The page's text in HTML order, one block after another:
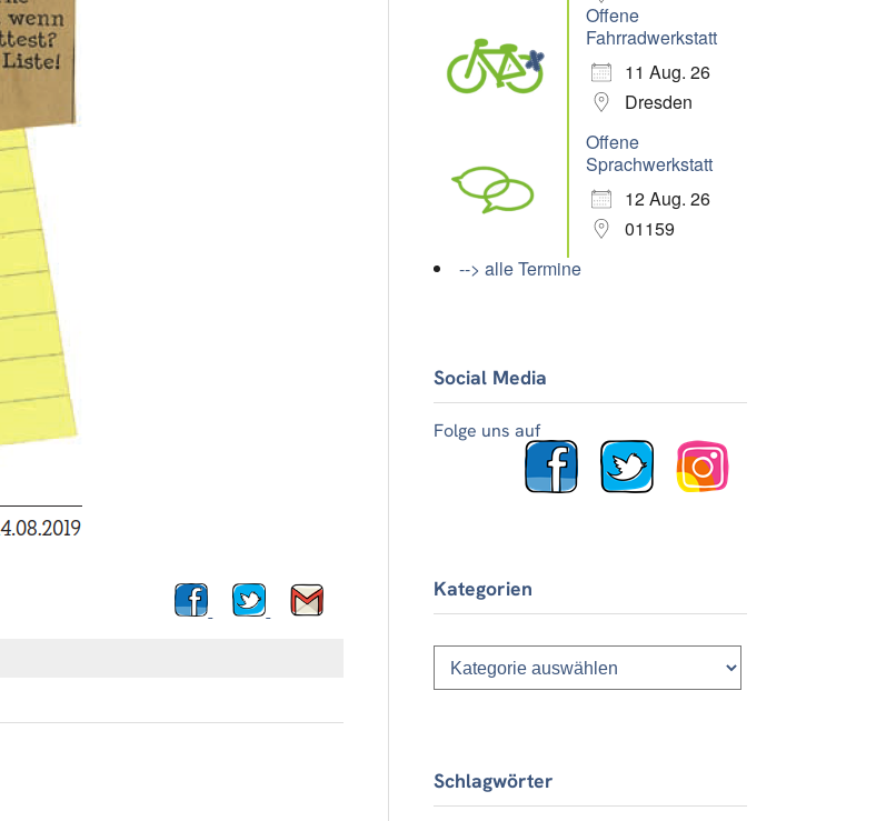
Offene
Fahrradwerkstatt
11 Aug. 26
Dresden
Offene
Sprachwerkstatt
12 Aug. 26
01159
--> alle Termine
Social Media
Folge uns auf
Kategorien
Kategorien
Schlagwörter